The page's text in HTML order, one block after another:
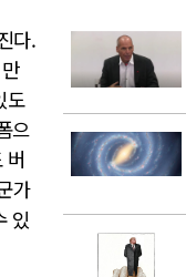
다.
도
으
버
가
있